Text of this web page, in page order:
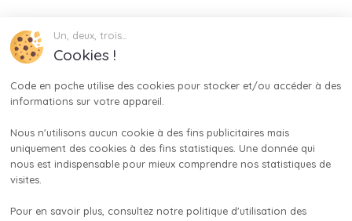
Un, deux, trois…
Cookies !
Code en poche utilise des cookies pour stocker et/ou accéder à des
informations sur votre appareil.
Nous n'utilisons aucun cookie à des fins publicitaires mais
uniquement des cookies à des fins statistiques. Une donnée qui
nous est indispensable pour mieux comprendre nos statistiques de
visites.
Pour en savoir plus, consultez notre politique d'utilisation des